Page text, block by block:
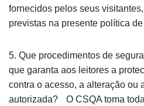
fornecidos pelos seus
previstas na presente política
5. Que procedimentos de
que garanta aos leitores a
contra o acesso, a alteração ou
autorizada? O CSQA toma